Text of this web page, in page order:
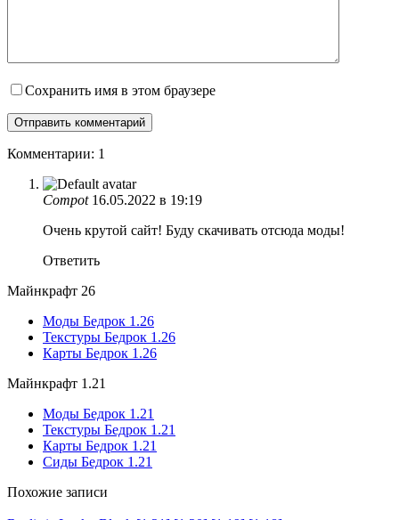
Сохранить имя в этом браузере
Комментарии: 1
Соmроt 16.05.2022 в 19:19
Очень крутой сайт! Буду скачивать отсюда моды!
Ответить
Майнкрафт 26
Моды Бедрок 1.26
Текстуры Бедрок 1.26
Карты Бедрок 1.26
Майнкрафт 1.21
Моды Бедрок 1.21
Текстуры Бедрок 1.21
Карты Бедрок 1.21
Сиды Бедрок 1.21
Похожие записи